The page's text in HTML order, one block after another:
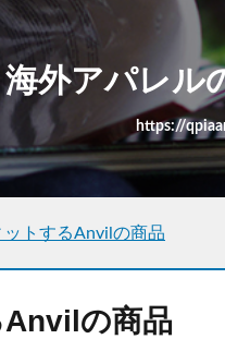
海外アパレル
https://
トするAnvilの商品
Anvilの商品